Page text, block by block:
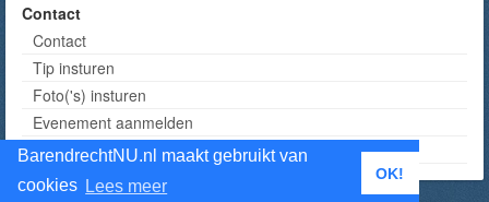
BarendrechtNU.nl maakt gebruikt van
cookies Lees meer
OK!
Contact
Contact
Tip insturen
Foto('s) insturen
Evenement aanmelden
Informatie aanvragen adverteren